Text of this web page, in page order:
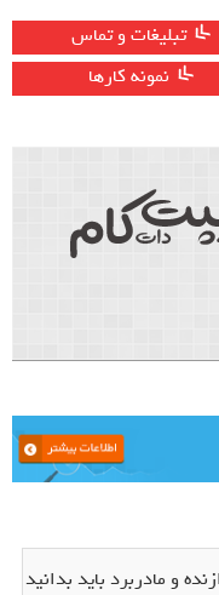
تبلیغات و تماس
نمونه کارها
و مادربرد باید بدانید